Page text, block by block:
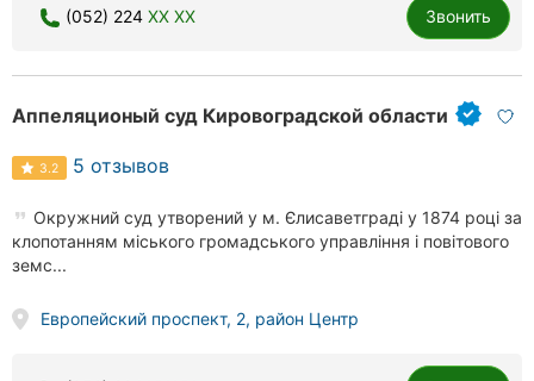
(052) 224 XX XX Звонить
Аппеляционый суд Кировоградской области
3.2 5 отзывов
Окружний суд утворений у м. Єлисаветграді у 1874 році за
клопотанням міського громадського управління і повітового
земс...
Европейский проспект, 2, район Центр